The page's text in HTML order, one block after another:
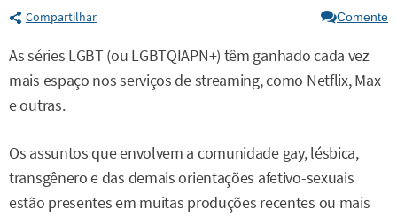
Compartilhar Comente
As séries LGBT (ou LGBTQIAPN+) têm ganhado cada vez
mais espaço nos serviços de streaming, como Netflix, Max
e outras.
Os assuntos que envolvem a comunidade gay, lésbica,
transgênero e das demais orientações afetivo-sexuais
estão presentes em muitas produções recentes ou mais